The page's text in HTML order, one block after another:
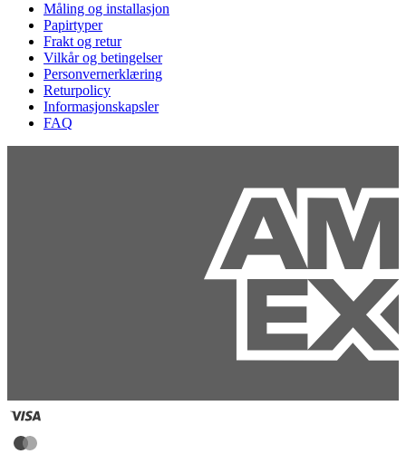
Måling og installasjon
Papirtyper
Frakt og retur
Vilkår og betingelser
Personvernerklæring
Returpolicy
Informasjonskapsler
FAQ